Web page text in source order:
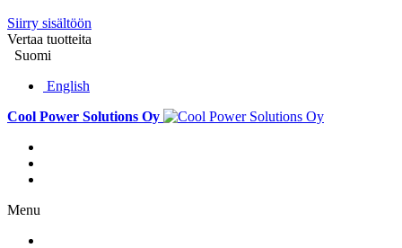
Siirry sisältöön
Vertaa tuotteita
Suomi
English
Cool Power Solutions Oy
Menu